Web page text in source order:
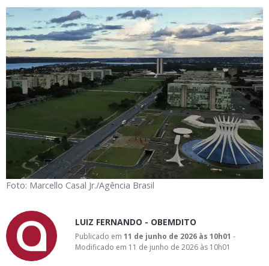
Foto: Marcello Casal Jr./Agência Brasil
LUIZ FERNANDO - OBEMDITO
Publicado em 11 de junho de 2026 às 10h01 -
Modificado em 11 de junho de 2026 às 10h01